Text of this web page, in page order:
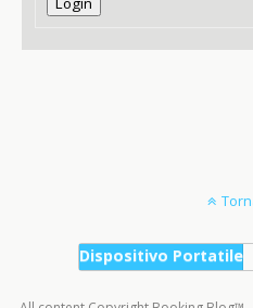
Dispositivo Portatile